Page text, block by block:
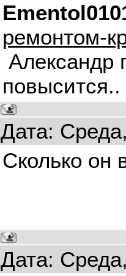
ремонтом-
Александр
повысится..
Дата:
Сколько он
Дата: